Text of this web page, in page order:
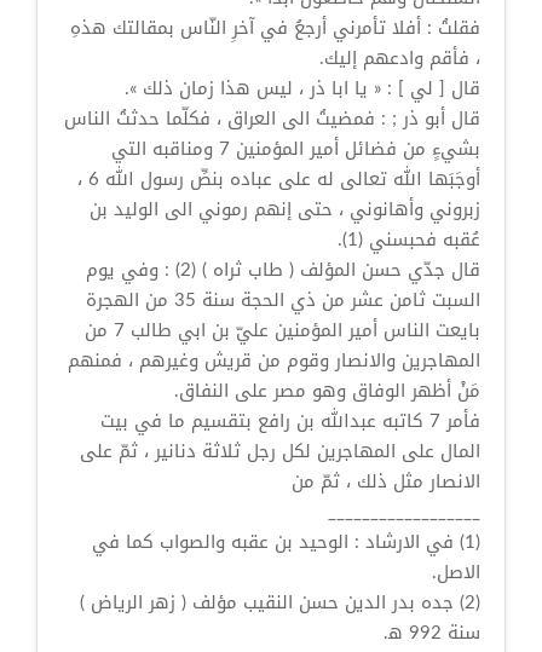
فقلتُ : أفلا تأمرني أرجعُ في آخرِ النّاس بمقالتك هذهِ
، فأقم وادعهم إليك.
قال [ لي ] : « يا ابا ذر ، ليس هذا زمان ذلك ».
قال أبو ذر ; : فمضيتُ الى العراق ، فكلّما حدثتُ الناس
بشيءٍ من فضائل أمير المؤمنين 7 ومناقبه التي
أوجَبَها الله تعالى له على عباده بنصِّ رسول الله 6 ،
زبروني وأهانوني ، حتى إنهم رموني الى الوليد بن
عُقبه فحبسني (1).
قال جدّي حسن المؤلف ( طاب ثراه ) (2) : وفي يوم
السبت ثامن عشر من ذي الحجة سنة 35 من الهجرة
بايعت الناس أمير المؤمنين عليّ بن ابي طالب 7 من
المهاجرين والانصار وقوم من قريش وغيرهم ، فمنهم
مَنْ أظهر الوفاق وهو مصر على النفاق.
فأمر 7 كاتبه عبدالله بن رافع بتقسيم ما في بيت
المال على المهاجرين لكل رجل ثلاثة دنانير ، ثمّ على
الانصار مثل ذلك ، ثمّ من
__________________
(1) في الارشاد : الوحيد بن عقبه والصواب كما في
الاصل.
(2) جده بدر الدين حسن النقيب مؤلف ( زهر الرياض )
سنة 992 ه‍.